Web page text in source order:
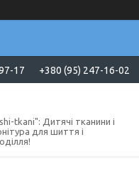
17 +380 (95) 247-16-02
tkani": Дитячі тканини і
для шиття і